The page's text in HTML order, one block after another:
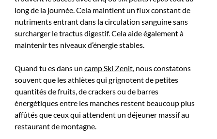
long de la journée. Cela maintient un flux constant de
nutriments entrant dans la circulation sanguine sans
surcharger le tractus digestif. Cela aide également à
maintenir tes niveaux d’énergie stables.
Quand tu es dans un camp Ski Zenit , nous constatons
souvent que les athlètes qui grignotent de petites
quantités de fruits, de crackers ou de barres
énergétiques entre les manches restent beaucoup plus
affûtés que ceux qui attendent un déjeuner massif au
restaurant de montagne.